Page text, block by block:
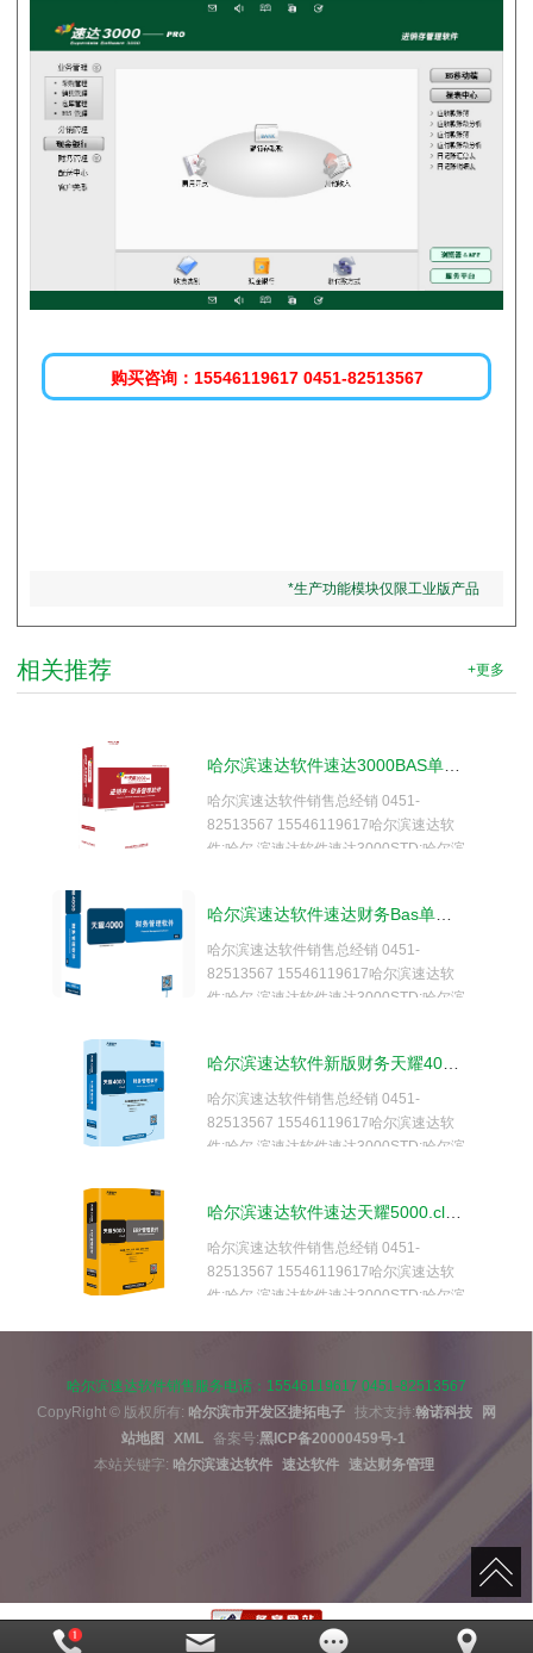
购买咨询：15546119617 0451-82513567
*生产功能模块仅限工业版产品
相关推荐 +更多
哈尔滨速达软件销售总经销 0451-
82513567 15546119617哈尔滨速达软
件;哈尔 滨速达软件速达3000STD;哈尔滨
商业;哈尔滨速达软件速达5000工业;哈尔
滨速 达软件速达7000商业;哈尔滨速达软
件速达7000工业;哈尔滨速达软件速达财
务 STD;哈尔滨速达软件速达财务PRO;哈
件；哈尔滨速达软件速达V5.NET;哈尔滨
3000BAS》集进销存、POS、财务为一
体的中小企业管理软件系统。系统采用导
工具。 系统支持局域网/互联网多用户应
远程应用，支持Androld移 动终端应用，
数据实时同步，安全、稳定、高效、易维
护，特别适合中小企业使用。
哈尔滨速达软件销售总经销 0451-
82513567 15546119617哈尔滨速达软
件;哈尔 滨速达软件速达3000STD;哈尔滨
商业;哈尔滨速达软件速达5000工业;哈尔
滨速 达软件速达7000商业;哈尔滨速达软
件速达7000工业;哈尔滨速达软件速达财
务 STD;哈尔滨速达软件速达财务PRO;哈
件；哈尔滨速达软件速达V5.NET;哈尔滨
财务-Bas》完全符合国家现行会计制度标
准。功能强大、易学易用。产品集财务管
表于一体。特别适合中小企业使用。
哈尔滨速达软件销售总经销 0451-
82513567 15546119617哈尔滨速达软
件;哈尔 滨速达软件速达3000STD;哈尔滨
商业;哈尔滨速达软件速达5000工业;哈尔
滨速 达软件速达7000商业;哈尔滨速达软
件速达7000工业;哈尔滨速达软件速达财
务 STD;哈尔滨速达软件速达财务PRO;哈
达 E5;财务软件;哈尔滨速达软件进销存软
速达软件速达V3.NET。 《速达财务G-
STD》完全符合国家现行会计制度标准。
功能强大、易学易用。产品集财务管理、
出纳管理、工资管理、固定资产管理、自
哈尔滨速达软件销售总经销 0451-
82513567 15546119617哈尔滨速达软
件;哈尔 滨速达软件速达3000STD;哈尔滨
滨速 达软件速达7000商业;哈尔滨速达软
件速达7000工业;哈尔滨速达软件速达财
务 STD;哈尔滨速达软件速达财务PRO;哈
尔滨速达软件速达E3;哈尔滨速达软件速
《天耀5000.cloud》作为ERP管理软件，
特别适合中型企业使用。软件支持云部署
和桌面服务器部署及APP部署， 高度满足
企业应用需求，大大提升了应用效率和安
全性。软件全面实现供应链业务管理、生
哈尔滨速达软件销售服务电话：15546119617 0451-82513567
CopyRight © 版权所有: 哈尔滨市开发区捷拓电子 技术支持:翰诺科技
网
站地图
XML 备案号:黑ICP备20000459号-1
本站关键字: 哈尔滨速达软件 速达软件 速达财务管理